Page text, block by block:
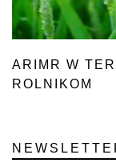
ARIMR W
ROLNIKOM